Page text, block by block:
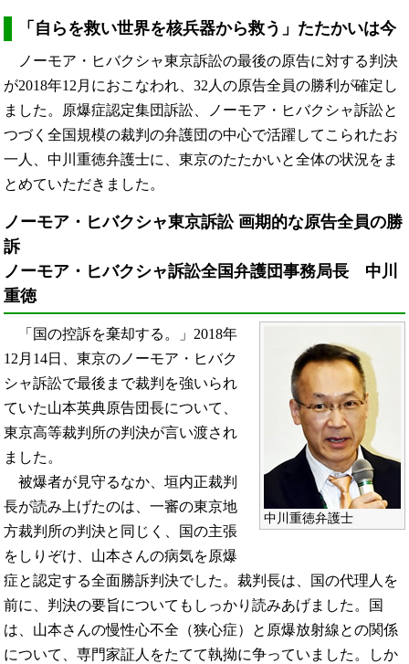
「自らを救い世界を核兵器から救う」たたかいは今
ノーモア・ヒバクシャ東京訴訟の最後の原告に対する判決
が2018年12月におこなわれ、32人の原告全員の勝利が確定し
ました。原爆症認定集団訴訟、ノーモア・ヒバクシャ訴訟と
つづく全国規模の裁判の弁護団の中心で活躍してこられたお
一人、中川重徳弁護士に、東京のたたかいと全体の状況をま
とめていただきました。
ノーモア・ヒバクシャ東京訴訟 画期的な原告全員の勝
訴
ノーモア・ヒバクシャ訴訟全国弁護団事務局長 中川
重徳
中川重徳弁護士
「国の控訴を棄却する。」2018年
12月14日、東京のノーモア・ヒバク
シャ訴訟で最後まで裁判を強いられ
ていた山本英典原告団長について、
東京高等裁判所の判決が言い渡され
ました。
被爆者が見守るなか、垣内正裁判
長が読み上げたのは、一審の東京地
方裁判所の判決と同じく、国の主張
をしりぞけ、山本さんの病気を原爆
症と認定する全面勝訴判決でした。裁判長は、国の代理人を
前に、判決の要旨についてもしっかり読みあげました。国
は、山本さんの慢性心不全（狭心症）と原爆放射線との関係
について、専門家証人をたてて執拗に争っていました。しか